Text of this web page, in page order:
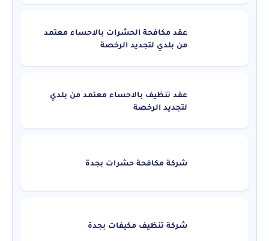
عقد مكافحة الحشرات بالاحساء معتمد
من بلدي لتجديد الرخصة
عقد تنظيف بالاحساء معتمد من بلدي
لتجديد الرخصة
شركة مكافحة حشرات بجدة
شركة تنظيف مكيفات بجدة